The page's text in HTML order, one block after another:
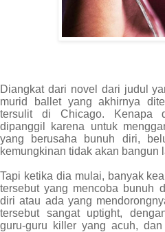
Diangkat dari novel dari judul
murid ballet yang akhirnya
tersulit di Chicago. Kenapa
dipanggil karena untuk
yang berusaha bunuh diri,
kemungkinan tidak akan bangun
Tapi ketika dia mulai, banyak
tersebut yang mencoba bunuh
diri atau ada yang
tersebut sangat uptight,
guru-guru killer yang acuh,